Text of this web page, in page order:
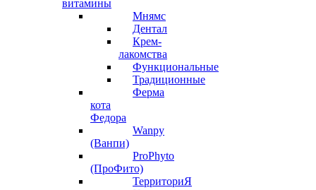
витамины
Мнямс
Дентал
Крем-
лакомства
Функциональные
Традиционные
Ферма
кота
Федора
Wanpy
(Ванпи)
ProPhyto
(ПроФито)
ТерриториЯ